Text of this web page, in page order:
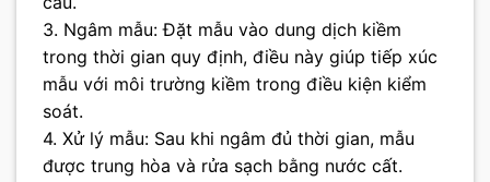
3. Ngâm mẫu: Đặt mẫu vào dung dịch kiềm
trong thời gian quy định, điều này giúp tiếp xúc
mẫu với môi trường kiềm trong điều kiện kiểm
soát.
4. Xử lý mẫu: Sau khi ngâm đủ thời gian, mẫu
được trung hòa và rửa sạch bằng nước cất.